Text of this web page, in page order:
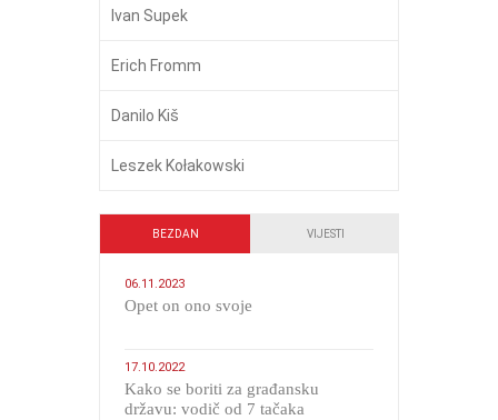
Ivan Supek
Erich Fromm
Danilo Kiš
Leszek Kołakowski
BEZDAN VIJESTI
06.11.2023
​Opet on ono svoje
17.10.2022
Kako se boriti za građansku
državu: vodič od 7 tačaka